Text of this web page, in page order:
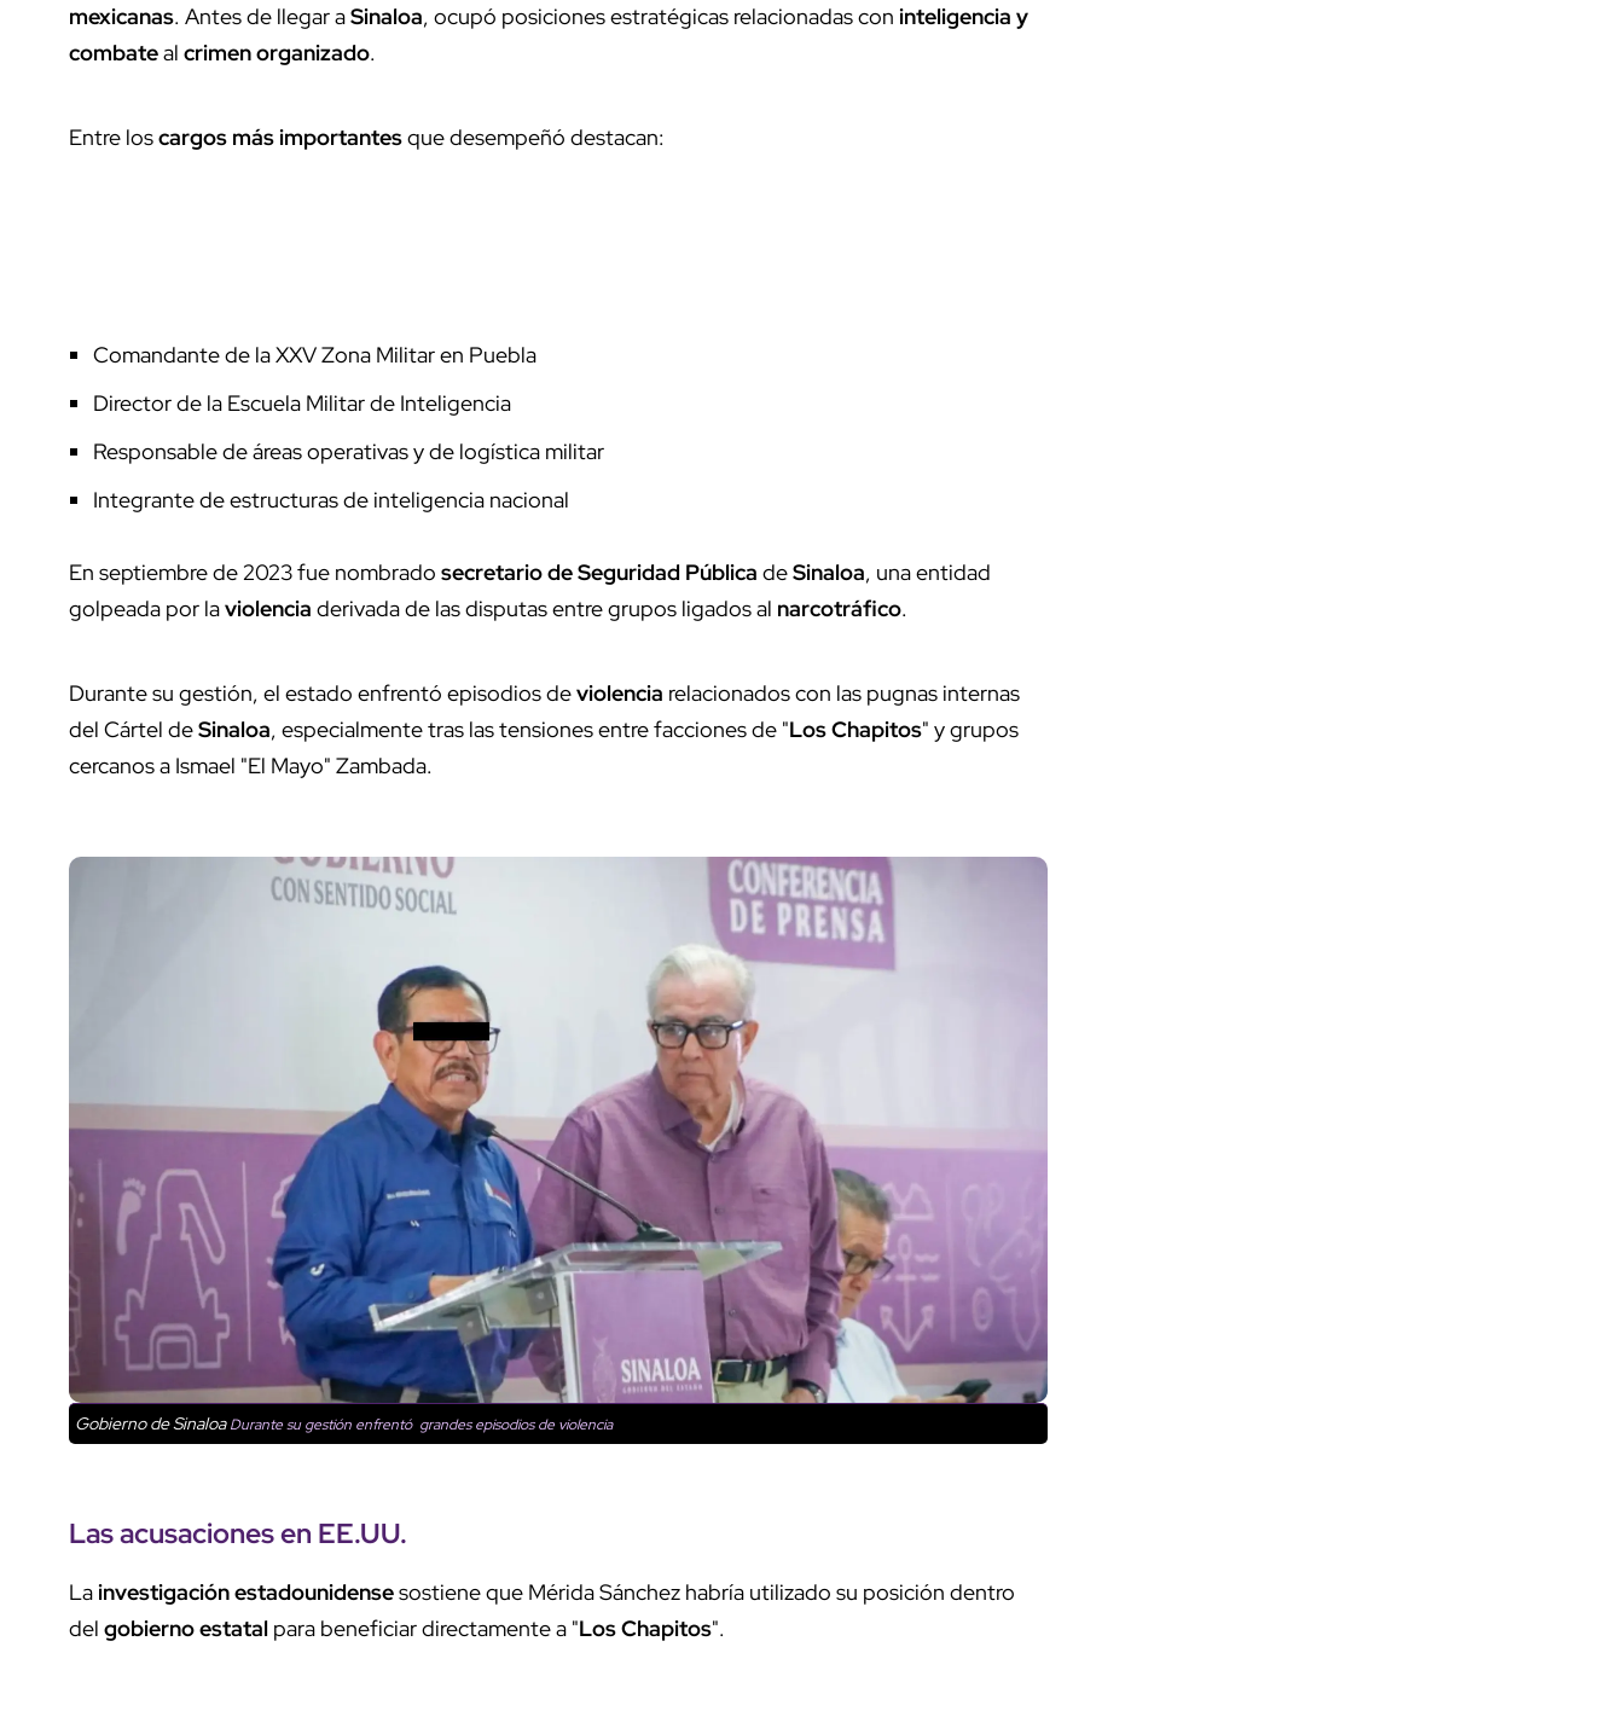
mexicanas. Antes de llegar aSinaloa, ocupó posiciones estratégicas relacionadas con inteligencia y
combateal crimen organizado.
Entre loscargos más importantesque desempeñó destacan:
Comandante de la XXV Zona Militar en Puebla
Director de la Escuela Militar de Inteligencia
Responsable de áreas operativas y de logística militar
Integrante de estructuras de inteligencia nacional
En septiembre de 2023 fue nombrado secretario de Seguridad Pública deSinaloa, una entidad
golpeada por laviolencia derivada de las disputas entre grupos ligados al narcotráfico.
Durante su gestión, el estado enfrentó episodios deviolencia relacionados con las pugnas internas
del Cártel deSinaloa, especialmente tras las tensiones entre facciones de "Los Chapitos" y grupos
cercanos a Ismael "El Mayo" Zambada.
Gobierno de SinaloaDurante su gestión enfrentó grandes episodios de violencia
Las acusaciones en EE.UU.
Lainvestigación estadounidensesostiene que Mérida Sánchez habría utilizado su posición dentro
del gobierno estatal para beneficiar directamente a "Los Chapitos".